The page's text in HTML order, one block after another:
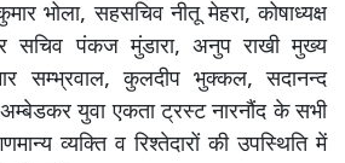
भोला, सहसचिव नीतू मेहरा, कोषाध्यक्ष
सचिव पंकज मुंडारा, अनुप राखी मुख्य
सम्भ्रवाल, कुलदीप भुक्कल, सदानन्द
अम्बेडकर युवा एकता ट्रस्ट नारनौंद के सभी
व्यक्ति व रिश्तेदारों की उपस्थिति में